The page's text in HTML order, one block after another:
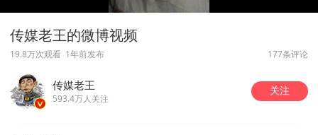
传媒老王的微博视频
19.8万次观看 1年前发布 177条评论
传媒老王
593.4万人关注
关注